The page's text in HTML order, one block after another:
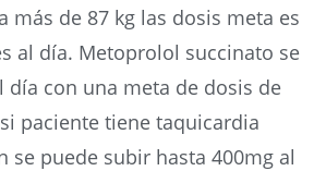
más de 87 kg las dosis meta es
al día. Metoprolol succinato se
día con una meta de dosis de
paciente tiene taquicardia
se puede subir hasta 400mg al